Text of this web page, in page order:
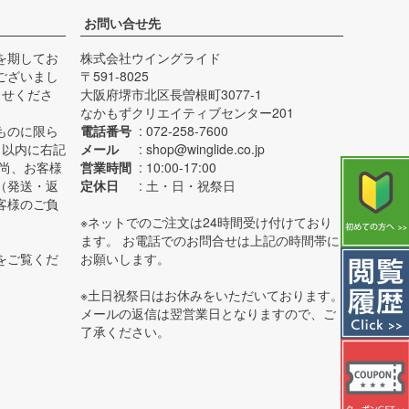
期してお
ざいまし
くださ
のに限ら
内に右記
、お客様
発送・返
様のご負
ご覧くだ
お問い合せ先
株式会社ウイングライド
591-8025
大阪府堺市北区長曽根町3077-1
なかもずクリエイティブセンター201
電話番号
072-258-7600
メール
shop@winglide.co.jp
営業時間
10:00-17:00
定休日
土・日・祝祭日
※ネットでのご注文は24時間受け付けており
ます。 お電話でのお問合せは上記の時間帯に
お願いします。
※土日祝祭日はお休みをいただいております。
メールの返信は翌営業日となりますので、ご
了承ください。